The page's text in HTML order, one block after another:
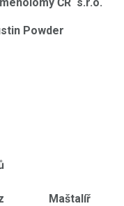
Powder
Maštalíř